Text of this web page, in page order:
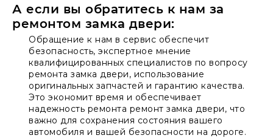
А если вы обратитесь к нам за
ремонтом замка двери:
Обращение к нам в сервис обеспечит
безопасность, экспертное мнение
квалифицированных специалистов по вопросу
ремонта замка двери, использование
оригинальных запчастей и гарантию качества.
Это экономит время и обеспечивает
надежность ремонта ремонт замка двери, что
важно для сохранения состояния вашего
автомобиля и вашей безопасности на дороге.